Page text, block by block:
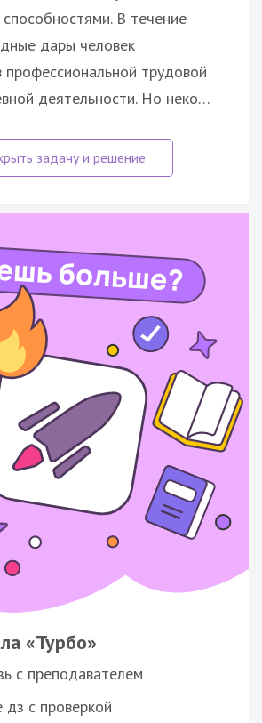
В течение
дары человек
профессиональной трудовой
деятельности. Но неко…
«Турбо»
с преподавателем
с проверкой